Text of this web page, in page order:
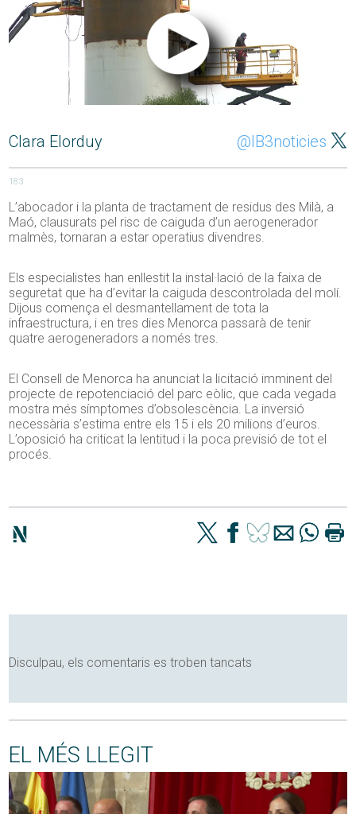
Clara Elorduy @IB3noticies
183
L’abocador i la planta de tractament de residus des Milà, a
Maó, clausurats pel risc de caiguda d’un aerogenerador
malmès, tornaran a estar operatius divendres.
Els especialistes han enllestit la instal·lació de la faixa de
seguretat que ha d’evitar la caiguda descontrolada del molí.
Dijous comença el desmantellament de tota la
infraestructura, i en tres dies Menorca passarà de tenir
quatre aerogeneradors a només tres.
El Consell de Menorca ha anunciat la licitació imminent del
projecte de repotenciació del parc eòlic, que cada vegada
mostra més símptomes d’obsolescència. La inversió
necessària s’estima entre els 15 i els 20 milions d’euros.
L’oposició ha criticat la lentitud i la poca previsió de tot el
procés.
Disculpau, els comentaris es troben tancats
EL MÉS LLEGIT